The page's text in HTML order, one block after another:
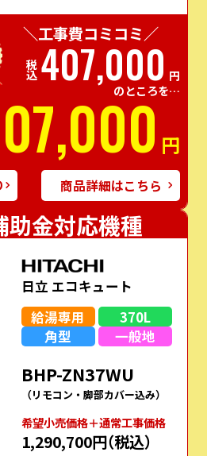
＼工事費コミコミ／
税込407,000 円
のところを…
円
商品詳細はこちら
助金対応機種
日立 エコキュート
給湯専用
370L
角型
一般地
BHP-ZN37WU
（リモコン・脚部カバー込み）
希望⼩売価格＋通常⼯事価格
1,290,700円（税込）